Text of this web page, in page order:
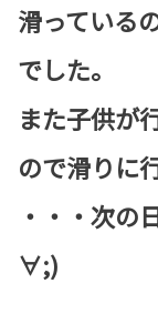
滑っている
でした。
また子供が
ので滑りに
・・・次の
∀;)